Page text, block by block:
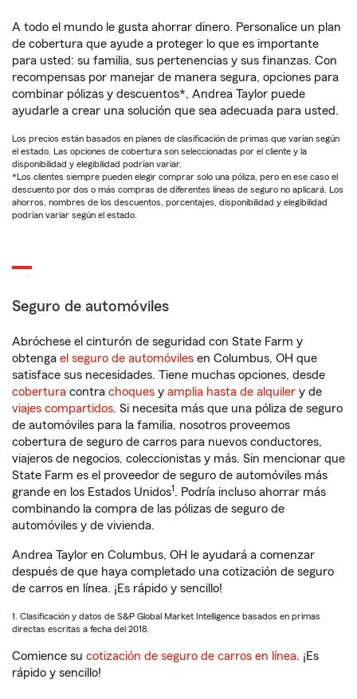
A todo el mundo le gusta ahorrar dinero. Personalice un plan
de cobertura que ayude a proteger lo que es importante
para usted: su familia, sus pertenencias y sus finanzas. Con
recompensas por manejar de manera segura, opciones para
combinar pólizas y descuentos*, Andrea Taylor puede
ayudarle a crear una solución que sea adecuada para usted.
Los precios están basados en planes de clasificación de primas que varían según
el estado. Las opciones de cobertura son seleccionadas por el cliente y la
disponibilidad y elegibilidad podrían variar.
*Los clientes siempre pueden elegir comprar solo una póliza, pero en ese caso el
descuento por dos o más compras de diferentes líneas de seguro no aplicará. Los
ahorros, nombres de los descuentos, porcentajes, disponibilidad y elegibilidad
podrían variar según el estado.
Seguro de automóviles
Abróchese el cinturón de seguridad con State Farm y
obtenga el seguro de automóviles en Columbus, OH que
satisface sus necesidades. Tiene muchas opciones, desde
cobertura contra choques y amplia hasta de alquiler y de
viajes compartidos. Si necesita más que una póliza de seguro
de automóviles para la familia, nosotros proveemos
cobertura de seguro de carros para nuevos conductores,
viajeros de negocios, coleccionistas y más. Sin mencionar que
State Farm es el proveedor de seguro de automóviles más
grande en los Estados Unidos1. Podría incluso ahorrar más
combinando la compra de las pólizas de seguro de
automóviles y de vivienda.
Andrea Taylor en Columbus, OH le ayudará a comenzar
después de que haya completado una cotización de seguro
de carros en línea. ¡Es rápido y sencillo!
1. Clasificación y datos de S&P Global Market Intelligence basados en primas
directas escritas a fecha del 2018.
Comience su cotización de seguro de carros en línea. ¡Es
rápido y sencillo!